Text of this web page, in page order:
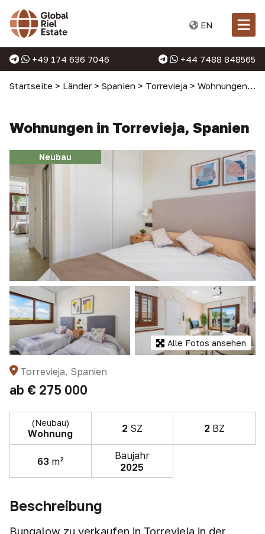
EN
+49 174 636 7046 +44 7488 848565
Startseite > Länder > Spanien > Torrevieja > Wohnungen in Torrevieja
Wohnungen in Torrevieja, Spanien
Neubau
Alle Fotos ansehen
Torrevieja, Spanien
ab € 275 000
(Neubau)
Wohnung 2 SZ 2 BZ
63 m²
Baujahr
2025
Beschreibung
Bungalow zu verkaufen in Torrevieja in der